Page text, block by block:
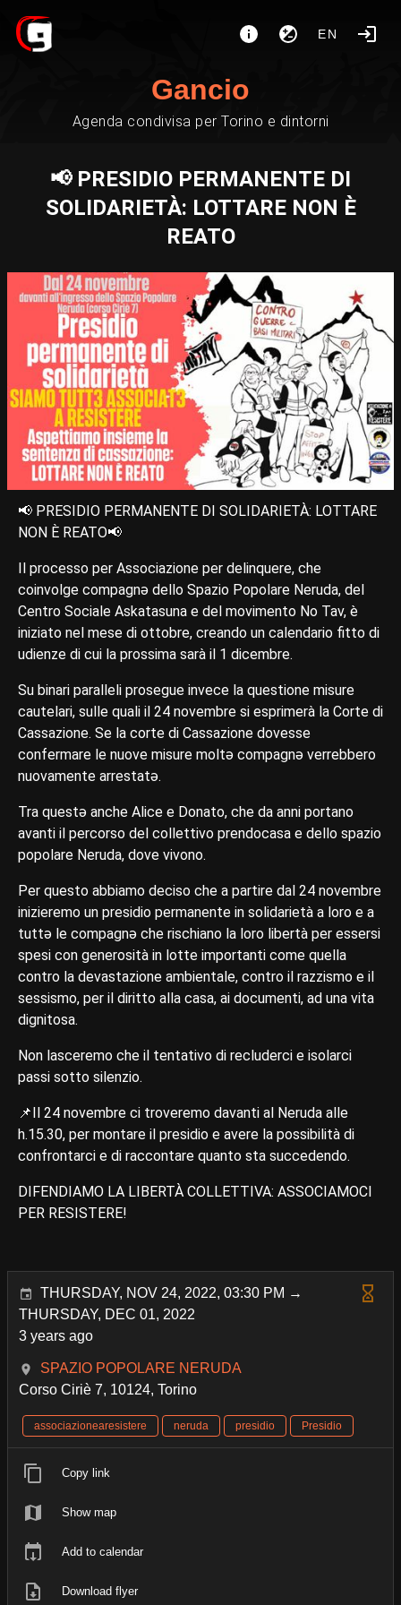
EN
Gancio
Agenda condivisa per Torino e dintorni
📢 PRESIDIO PERMANENTE DI
SOLIDARIETÀ: LOTTARE NON È
REATO
📢 PRESIDIO PERMANENTE DI SOLIDARIETÀ: LOTTARE
NON È REATO📢
Il processo per Associazione per delinquere, che
coinvolge compagnə dello Spazio Popolare Neruda, del
Centro Sociale Askatasuna e del movimento No Tav, è
iniziato nel mese di ottobre, creando un calendario fitto di
udienze di cui la prossima sarà il 1 dicembre.
Su binari paralleli prosegue invece la questione misure
cautelari, sulle quali il 24 novembre si esprimerà la Corte di
Cassazione. Se la corte di Cassazione dovesse
confermare le nuove misure moltə compagnə verrebbero
nuovamente arrestatə.
Tra questə anche Alice e Donato, che da anni portano
avanti il percorso del collettivo prendocasa e dello spazio
popolare Neruda, dove vivono.
Per questo abbiamo deciso che a partire dal 24 novembre
inizieremo un presidio permanente in solidarietà a loro e a
tuttə le compagnə che rischiano la loro libertà per essersi
spesi con generosità in lotte importanti come quella
contro la devastazione ambientale, contro il razzismo e il
sessismo, per il diritto alla casa, ai documenti, ad una vita
dignitosa.
Non lasceremo che il tentativo di recluderci e isolarci
passi sotto silenzio.
📌Il 24 novembre ci troveremo davanti al Neruda alle
h.15.30, per montare il presidio e avere la possibilità di
confrontarci e di raccontare quanto sta succedendo.
DIFENDIAMO LA LIBERTÀ COLLETTIVA: ASSOCIAMOCI
PER RESISTERE!
THURSDAY, NOV 24, 2022, 03:30 PM →
THURSDAY, DEC 01, 2022
3 years ago
SPAZIO POPOLARE NERUDA
Corso Ciriè 7, 10124, Torino
associazionearesistere neruda presidio Presidio
Copy link
Show map
Add to calendar
Download flyer